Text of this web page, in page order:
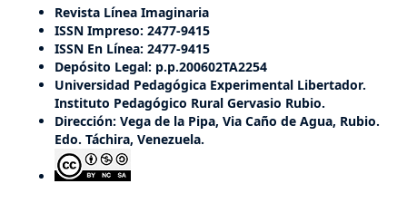
Revista Línea Imaginaria
ISSN Impreso: 2477-9415
ISSN En Línea: 2477-9415
Depósito Legal: p.p.200602TA2254
Universidad Pedagógica Experimental Libertador.
Instituto Pedagógico Rural Gervasio Rubio.
Dirección: Vega de la Pipa, Via Caño de Agua, Rubio.
Edo. Táchira, Venezuela.